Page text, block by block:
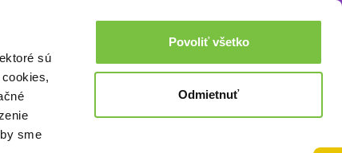
sú
sme
Povoliť všetko
Odmietnuť
Prihlásenie 0,00€
Akcie a zľavy